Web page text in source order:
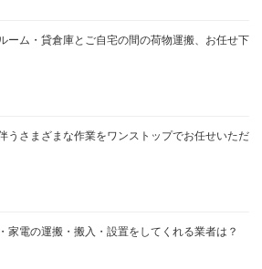
ーム・貸倉庫とご自宅の間の荷物運搬、お任せ下
うさまざまな作業をワンストップでお任せいただ
家電の運搬・搬入・設置をしてくれる業者は？